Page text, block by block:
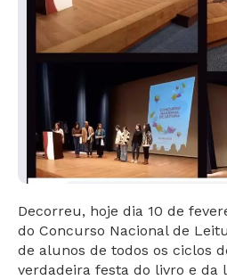
Decorreu, hoje dia 10 de
do Concurso Nacional de
de alunos de todos os ciclos
verdadeira festa do livro e da